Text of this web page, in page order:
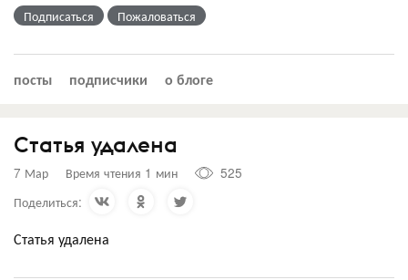
Подписаться Пожаловаться
посты подписчики о блоге
Статья удалена
7 Мар Время чтения 1 мин
525
Поделиться:
Статья удалена